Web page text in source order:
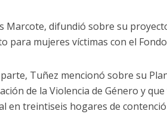
Marcote, difundió sobre su
para mujeres víctimas con el
Tuñez mencionó sobre su
de la Violencia de Género y
en treintiseis hogares de